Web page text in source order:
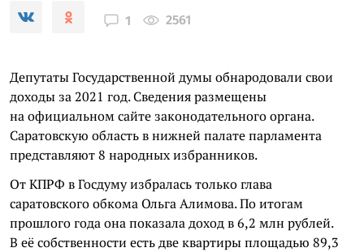
1 2561
Депутаты Государственной думы обнародовали свои
доходы за 2021 год. Сведения размещены
на официальном сайте законодательного органа.
Саратовскую область в нижней палате парламента
представляют 8 народных избранников.
От КПРФ в Госдуму избралась только глава
саратовского обкома Ольга Алимова. По итогам
прошлого года она показала доход в 6,2 млн рублей.
В её собственности есть две квартиры площадью 89,3